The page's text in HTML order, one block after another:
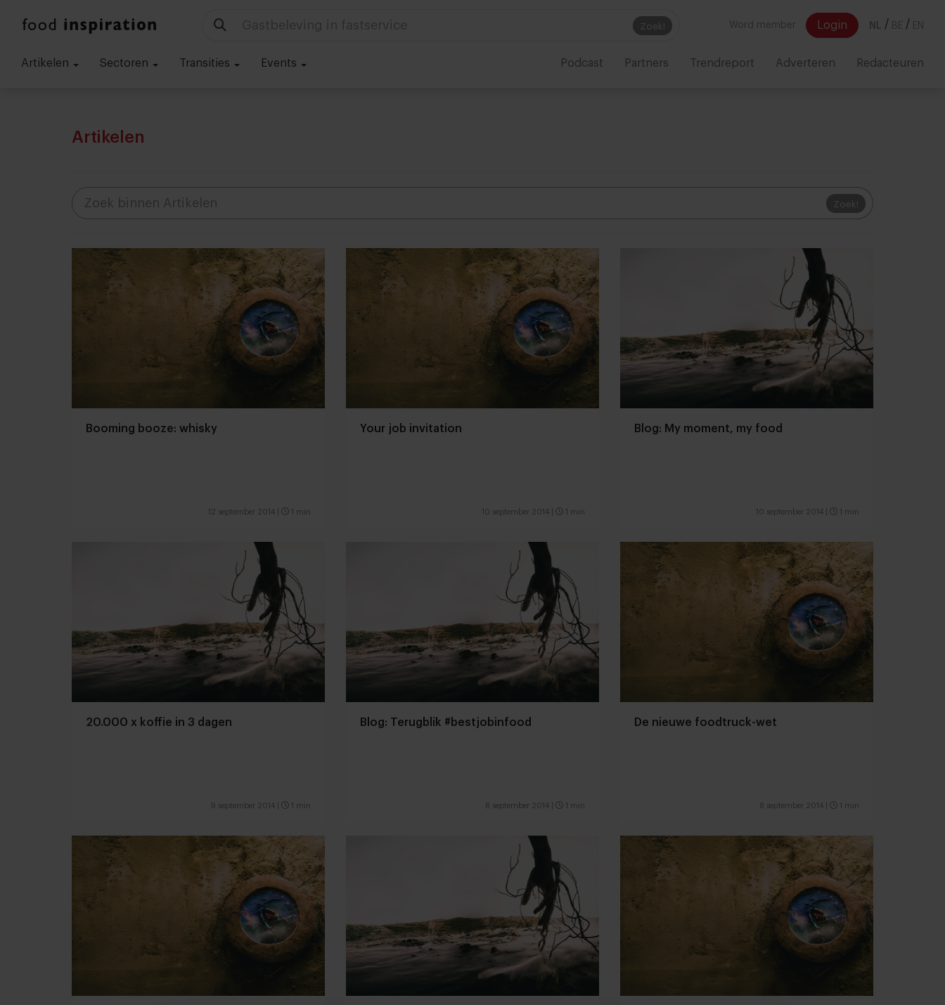
Zoek!
Gastbeleving in fastservice Word member Login NL / BE / EN
Artikelen Sectoren Transities Events Podcast Partners Trendreport Adverteren Redacteuren
Artikelen
Zoek!
Booming booze: whisky
12 september 2014 1 min
Your job invitation
10 september 2014 1 min
Blog: My moment, my food
10 september 2014 1 min
20.000 x koffie in 3 dagen
9 september 2014 1 min
Blog: Terugblik #bestjobinfood
8 september 2014 1 min
De nieuwe foodtruck-wet
8 september 2014 1 min